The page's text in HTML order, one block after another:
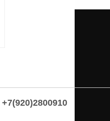
+7(920)2800910